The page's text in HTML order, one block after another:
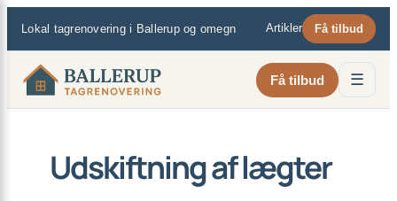
indhold
Lokal tagrenovering i Ballerup og omegn Artikler Få tilbud
Få tilbud ☰
Udskiftning af lægter